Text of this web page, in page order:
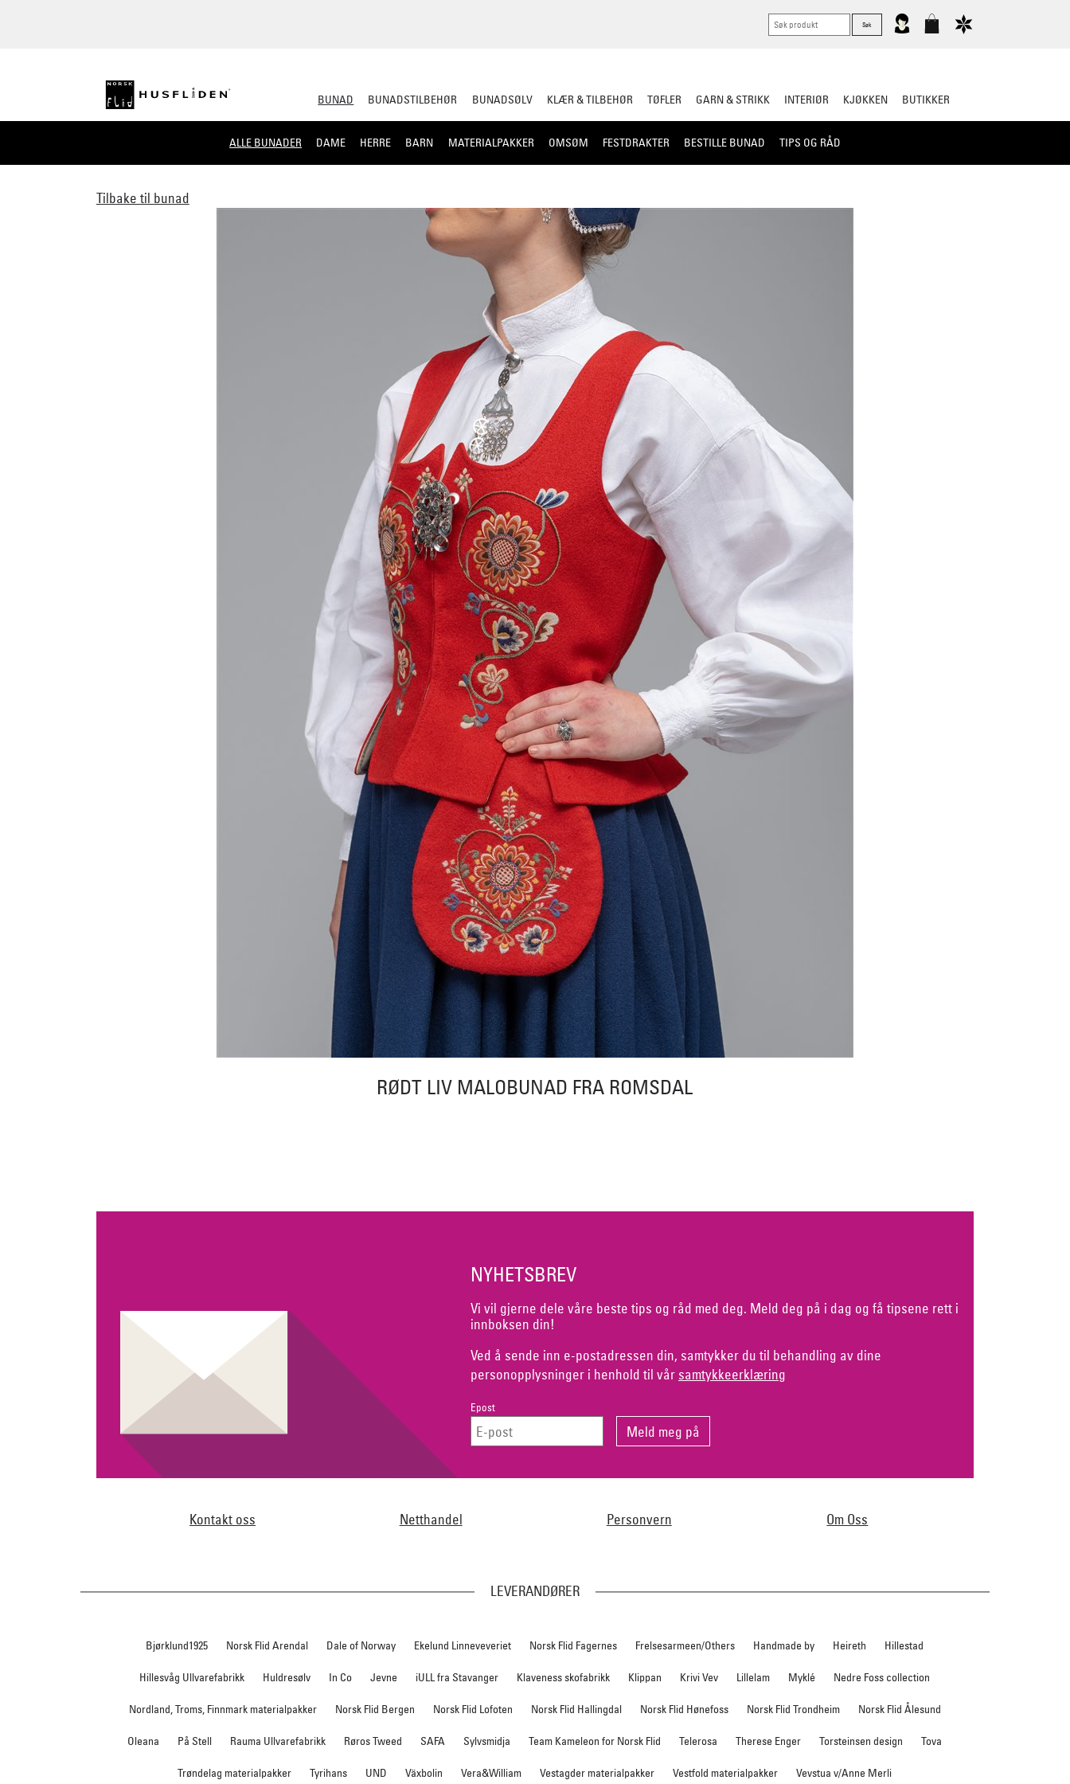
BUNAD
ALLE BUNADER DAME HERRE BARN MATERIALPAKKER OMSØM FESTDRAKTER BESTILLE BUNAD TIPS OG RÅD
BUNADSTILBEHØR BUNADSØLV KLÆR & TILBEHØR TØFLER GARN & STRIKK INTERIØR KJØKKEN BUTIKKER
Tilbake til bunad
RØDT LIV MALOBUNAD FRA ROMSDAL
NYHETSBREV
Vi vil gjerne dele våre beste tips og råd med deg. Meld deg på i dag og få tipsene rett i
innboksen din!
Ved å sende inn e-postadressen din, samtykker du til behandling av dine
personopplysninger i henhold til vår samtykkeerklæring
Epost
Kontakt oss Netthandel Personvern Om Oss
LEVERANDØRER
Bjørklund1925 Norsk Flid Arendal Dale of Norway Ekelund Linneveveriet Norsk Flid Fagernes Frelsesarmeen/Others Handmade by Heireth Hillestad
Hillesvåg Ullvarefabrikk Huldresølv In Co Jevne iULL fra Stavanger Klaveness skofabrikk Klippan Krivi Vev Lillelam Myklé Nedre Foss collection
Nordland, Troms, Finnmark materialpakker Norsk Flid Bergen Norsk Flid Lofoten Norsk Flid Hallingdal Norsk Flid Hønefoss Norsk Flid Trondheim Norsk Flid Ålesund
Oleana På Stell Rauma Ullvarefabrikk Røros Tweed SAFA Sylvsmidja Team Kameleon for Norsk Flid Telerosa Therese Enger Torsteinsen design Tova
Trøndelag materialpakker Tyrihans UND Växbolin Vera&William Vestagder materialpakker Vestfold materialpakker Vevstua v/Anne Merli